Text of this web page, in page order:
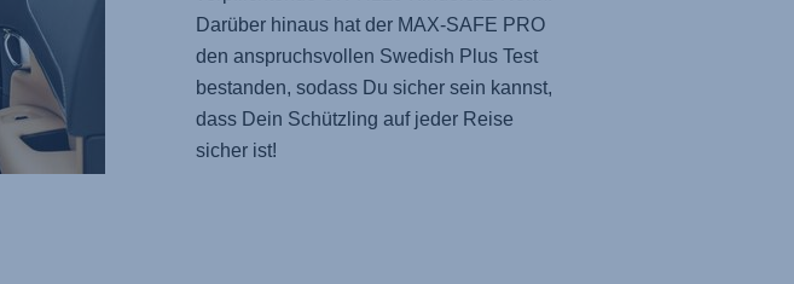
Darüber hinaus hat der MAX-SAFE PRO
den anspruchsvollen Swedish Plus Test
bestanden, sodass Du sicher sein kannst,
dass Dein Schützling auf jeder Reise
sicher ist!